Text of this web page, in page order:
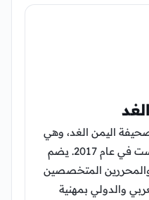
اليمن الغد، وهي
مؤسسة إعلامية رقمية تأسست في عام 2017. يضم
المتخصصين
والدولي بمهنية